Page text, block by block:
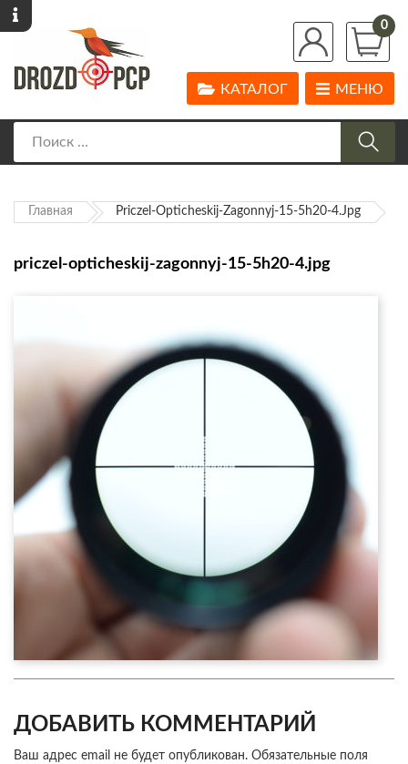
0
МЕНЮ
КАТАЛОГ
Главная Priczel-Opticheskij-Zagonnyj-15-5h20-4.jpg
priczel-opticheskij-zagonnyj-15-5h20-4.jpg
ДОБАВИТЬ КОММЕНТАРИЙ
Ваш адрес email не будет опубликован. Обязательные поля